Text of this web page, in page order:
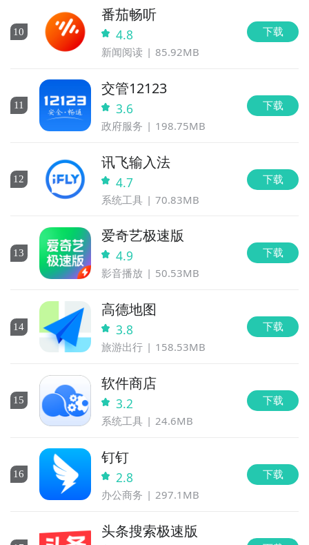
10
番茄畅听
4.8
新闻阅读 85.92MB
下载
11
交管12123
3.6
政府服务 198.75MB
下载
12
讯飞输入法
4.7
系统工具 70.83MB
下载
13
爱奇艺极速版
4.9
影音播放 50.53MB
下载
14
高德地图
3.8
旅游出行 158.53MB
下载
15
软件商店
3.2
系统工具 24.6MB
下载
16
钉钉
2.8
办公商务 297.1MB
下载
头条搜索极速版